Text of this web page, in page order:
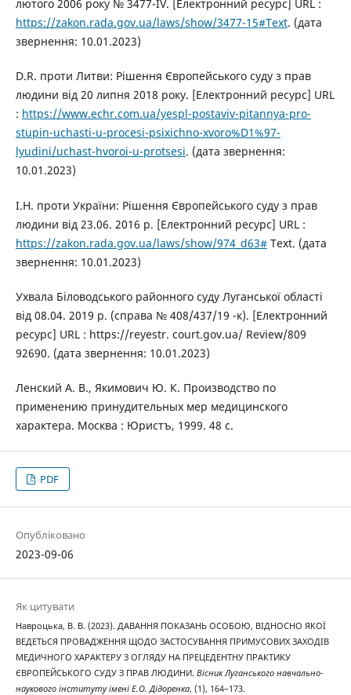
лютого 2006 року № 3477-IV. [Електронний ресурс] URL :
https://zakon.rada.gov.ua/laws/show/3477-15#Text. (дата
звернення: 10.01.2023)
D.R. проти Литви: Рішення Європейського суду з прав
людини від 20 липня 2018 року. [Електронний ресурс] URL
: https://www.echr.com.ua/yespl-postaviv-pitannya-pro-
stupin-uchasti-u-procesi-psixichno-xvoro%D1%97-
lyudini/uchast-hvoroi-u-protsesi. (дата звернення:
10.01.2023)
І.Н. проти України: Рішення Європейського суду з прав
людини від 23.06. 2016 р. [Електронний ресурс] URL :
https://zakon.rada.gov.ua/laws/show/974_d63#Text. (дата
звернення: 10.01.2023)
Ухвала Біловодського районного суду Луганської області
від 08.04. 2019 р. (справа № 408/437/19 -к). [Електронний
ресурс] URL : https://reyestr. court.gov.ua/ Review/809
92690. (дата звернення: 10.01.2023)
Ленский А. В., Якимович Ю. К. Производство по
применению принудительных мер медицинского
характера. Москва : Юристъ, 1999. 48 с.
PDF
Опубліковано
2023-09-06
Як цитувати
Навроцька, В. В. (2023). ДАВАННЯ ПОКАЗАНЬ ОСОБОЮ, ВІДНОСНО ЯКОЇ
ВЕДЕТЬСЯ ПРОВАДЖЕННЯ ЩОДО ЗАСТОСУВАННЯ ПРИМУСОВИХ ЗАХОДІВ
МЕДИЧНОГО ХАРАКТЕРУ З ОГЛЯДУ НА ПРЕЦЕДЕНТНУ ПРАКТИКУ
ЄВРОПЕЙСЬКОГО СУДУ З ПРАВ ЛЮДИНИ. Вісник Луганського навчально-
наукового інституту імені Е.О. Дідоренка, (1), 164–173.